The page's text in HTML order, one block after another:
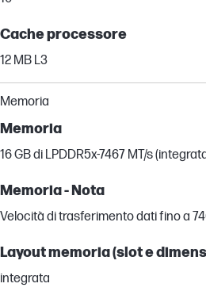
Cache processore
12 MB L3
Memoria
Memoria
16 GB di LPDDR5x-7467 MT/s
Memoria - Nota
Velocità di trasferimento dati fino a
Layout memoria (slot e
integrata